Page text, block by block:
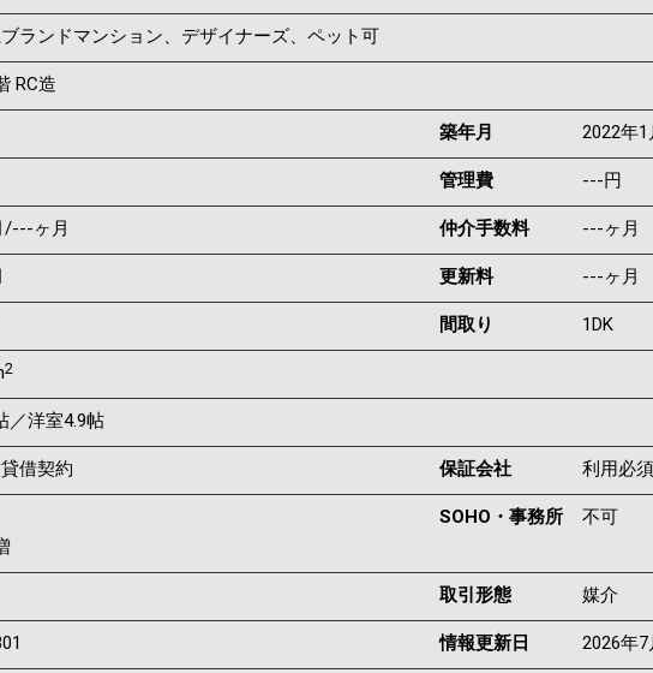
ブランドマンション、デザイナーズ、ペット可
RC造
築年月 2022年1
管理費 ---円
/---ヶ月 仲介手数料 ---ヶ月
更新料 ---ヶ月
間取り 1DK
2
／洋室4.9帖
借契約 保証会社 利用必須
SOHO・事務所 不可
取引形態 媒介
情報更新日 2026年